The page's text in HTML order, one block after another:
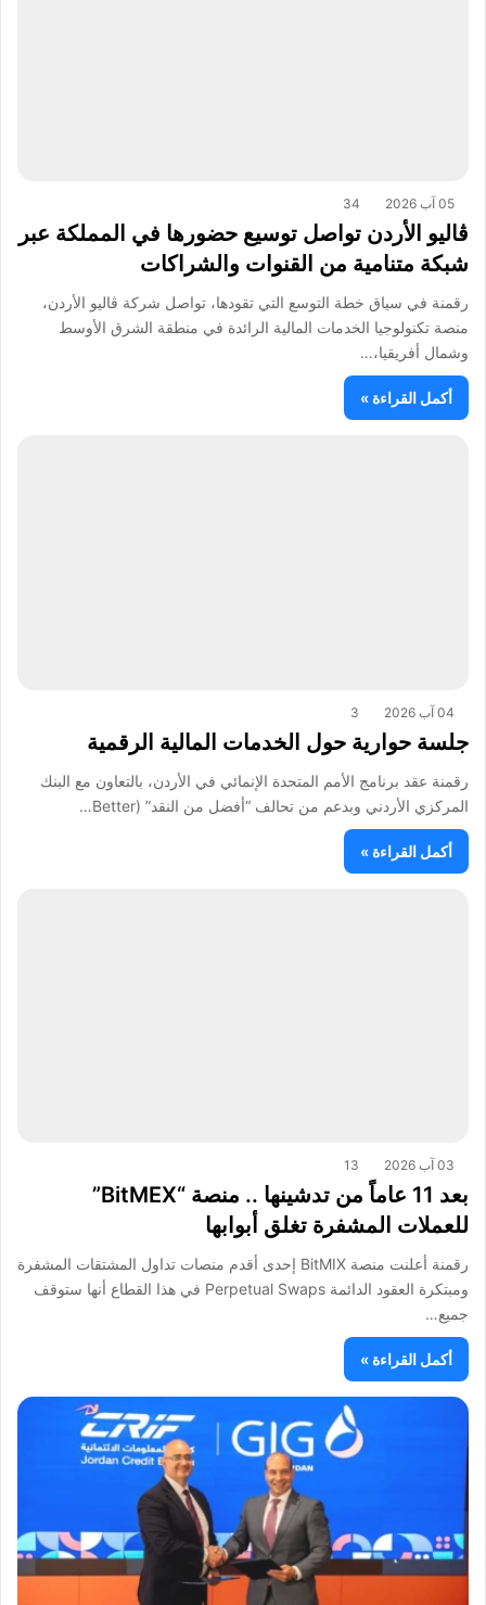
05 آب 2026 34
ڤاليو الأردن تواصل توسيع حضورها في المملكة عبر
شبكة متنامية من القنوات والشراكات
رقمنة في سياق خطة التوسع التي تقودها، تواصل شركة ڤاليو الأردن،
منصة تكنولوجيا الخدمات المالية الرائدة في منطقة الشرق الأوسط
وشمال أفريقيا،…
أكمل القراءة »
04 آب 2026 3
جلسة حوارية حول الخدمات المالية الرقمية
رقمنة عقد برنامج الأمم المتحدة الإنمائي في الأردن، بالتعاون مع البنك
المركزي الأردني وبدعم من تحالف “أفضل من النقد” (Better…
أكمل القراءة »
03 آب 2026 13
بعد 11 عاماً من تدشينها .. منصة “BitMEX”
للعملات المشفرة تغلق أبوابها
رقمنة أعلنت منصة BitMIX إحدى أقدم منصات تداول المشتقات المشفرة
ومبتكرة العقود الدائمة Perpetual Swaps في هذا القطاع أنها ستوقف
جميع…
أكمل القراءة »